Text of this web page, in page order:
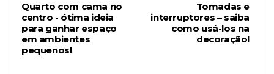
Tomadas e
interruptores – saiba
como usá-los na
decoração!
Quarto com cama no
centro - ótima ideia
para ganhar espaço
em ambientes
pequenos!